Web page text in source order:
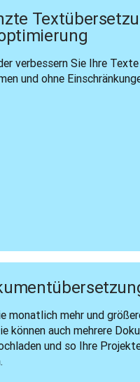
verbessern Sie Ihre
und ohne
monatlich mehr und
können auch mehrere
und so Ihre